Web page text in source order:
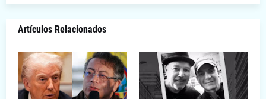
Artículos Relacionados